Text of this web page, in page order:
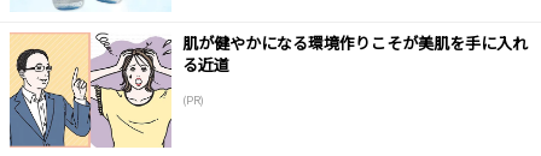
肌が健やかになる環境作りこそが美肌を手に入れ
る近道
(PR)